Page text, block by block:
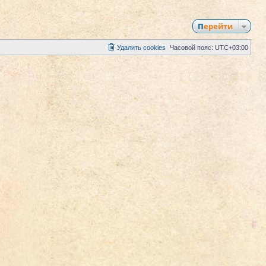
Перейти
Часовой пояс: UTC+03:00
Удалить cookies